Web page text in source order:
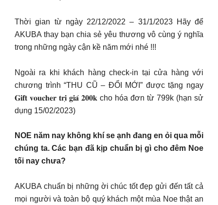
Thời gian từ ngày 22/12/2022 – 31/1/2023 Hãy để
AKUBA thay bạn chia sẻ yêu thương vô cùng ý nghĩa
trong những ngày cận kề năm mới nhé !!!
Ngoài ra khi khách hàng check-in tại cửa hàng với
chương trình “THU CŨ – ĐỔI MỚI” được tặng ngay
𝐆𝐢𝐟𝐭 𝐯𝐨𝐮𝐜𝐡𝐞𝐫 𝐭𝐫𝐢̣ 𝐠𝐢𝐚́ 𝟐𝟎𝟎𝐤 cho hóa đơn từ 799k (hạn sử
dụng 15/02/2023)
NOE năm nay không khí se ạnh đang en ỏi qua mỗi
chúng ta. Các bạn đã kịp chuẩn bị gì cho đêm Noe
tối nay chưa?
AKUBA chuẩn bị những ời chúc tốt đẹp gửi đến tất cả
mọi người và toàn bộ quý khách một mùa Noe thật an